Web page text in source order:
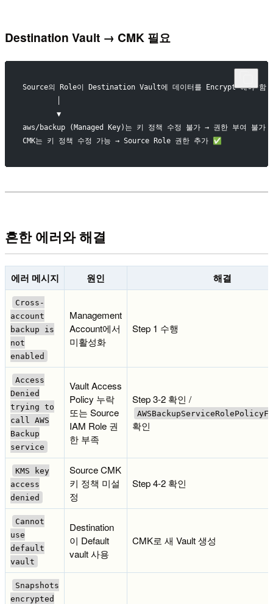
Destination Vault → CMK 필요
Source의 Role이 Destination Vault에 데이터를 Encrypt 해야 함
        ▼
aws/backup (Managed Key)는 키 정책 수정 불가 → 권한 부여 불가
CMK는 키 정책 수정 가능 → Source Role 권한 추가 ✅
흔한 에러와 해결
에러 메시지 원인 해결
Cross-
account
backup is
not
enabled
Management
Account에서
미활성화
Step 1 수행
Access
Denied
trying to
call AWS
Backup
service
Vault Access
Policy 누락
또는 Source
IAM Role 권
한 부족
Step 3-2 확인 /
확인
KMS key
access
denied
Source CMK
키 정책 미설
정
Step 4-2 확인
Cannot
use
default
vault
Destination
이 Default
vault 사용
CMK로 새 Vault 생성
Snapshots
encrypted